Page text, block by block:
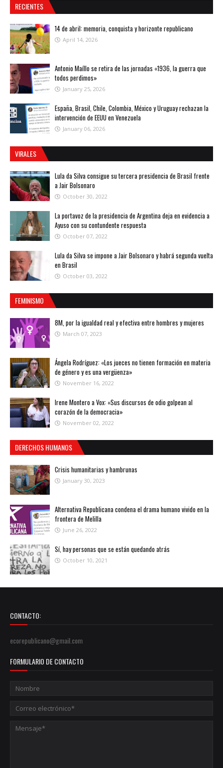
RECIENTES
14 de abril: memoria, conquista y horizonte republicano
April 14, 2026
Antonio Maíllo se retira de las jornadas «1936, la guerra que
todos perdimos»
January 25, 2026
España, Brasil, Chile, Colombia, México y Uruguay rechazan la
intervención de EEUU en Venezuela
January 06, 2026
VIRALES
Lula da Silva consigue su tercera presidencia de Brasil frente
a Jair Bolsonaro
October 30, 2022
La portavoz de la presidencia de Argentina deja en evidencia a
Ayuso con su contundente respuesta
October 07, 2022
Lula da Silva se impone a Jair Bolsonaro y habrá segunda vuelta
en Brasil
October 03, 2022
FEMINISMO
8M, por la igualdad real y efectiva entre hombres y mujeres
March 07, 2023
Ángela Rodríguez: «Los jueces no tienen formación en materia
de género y es una vergüenza»
November 16, 2022
Irene Montero a Vox: «Sus discursos de odio golpean al
corazón de la democracia»
November 02, 2022
DERECHOS HUMANOS
Crisis humanitarias y hambrunas
January 30, 2023
Alternativa Republicana condena el drama humano vivido en la
frontera de Melilla
June 26, 2022
Sí, hay personas que se están quedando atrás
October 10, 2021
CONTACTO:
ecorepublicano@gmail.com
FORMULARIO DE CONTACTO